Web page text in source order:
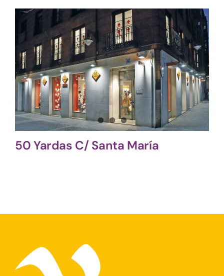
50 Yardas C/ Santa María